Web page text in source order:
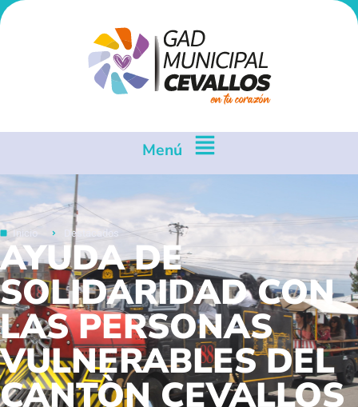
Menú
Inicio Destacados
AYUDA DE
SOLIDARIDAD CON
LAS PERSONAS
VULNERABLES DEL
CANTÒN CEVALLOS